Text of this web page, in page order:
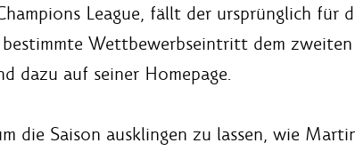
League, fällt der ursprünglich für
Wettbewerbseintritt dem
dazu auf seiner Homepage.
die Saison ausklingen zu lassen, wie